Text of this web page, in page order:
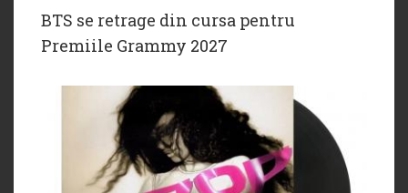
BTS se retrage din cursa pentru
Premiile Grammy 2027